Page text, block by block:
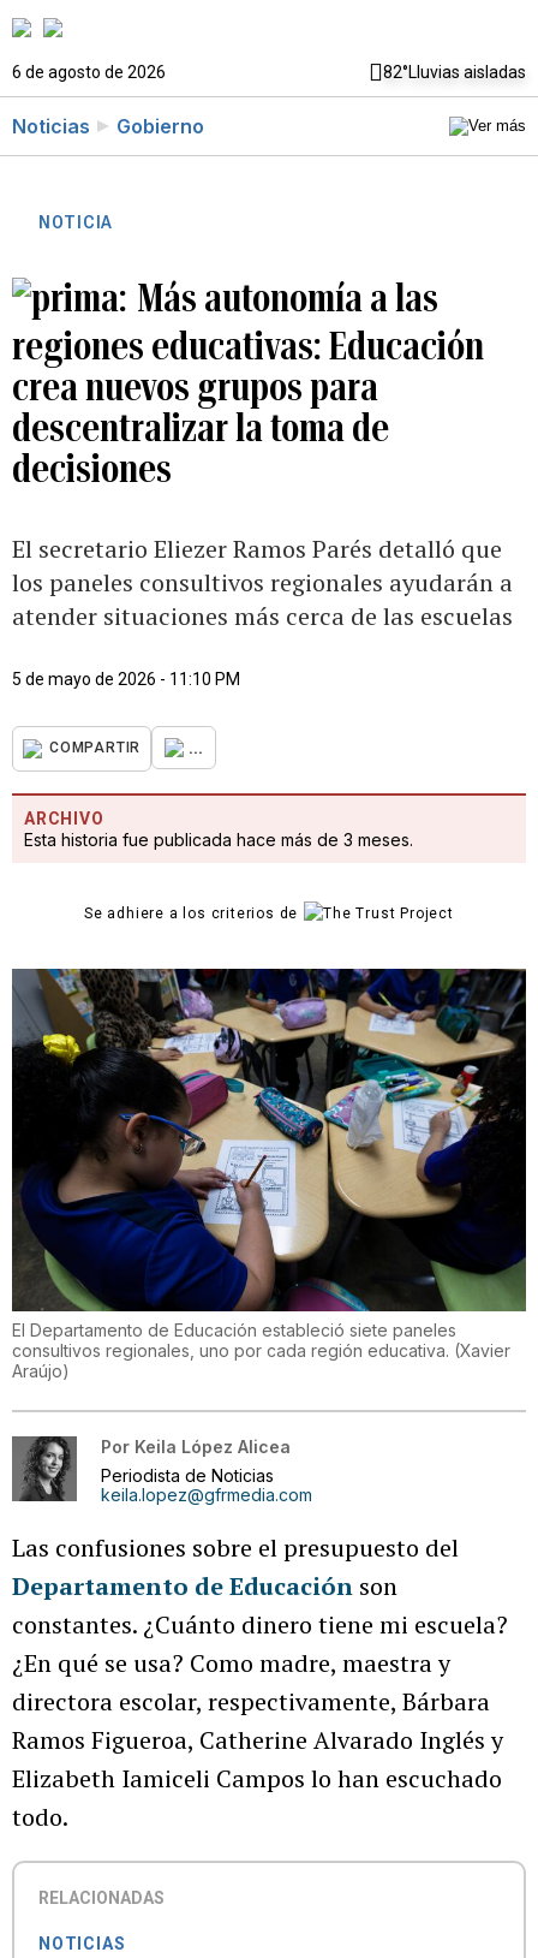
6 de agosto de 2026 82°Lluvias aisladas
Noticias Gobierno
NOTICIA
Más autonomía a las
regiones educativas: Educación
crea nuevos grupos para
descentralizar la toma de
decisiones
El secretario Eliezer Ramos Parés detalló que
los paneles consultivos regionales ayudarán a
atender situaciones más cerca de las escuelas
5 de mayo de 2026 - 11:10 PM
COMPARTIR ...
ARCHIVO
Esta historia fue publicada hace más de 3 meses.
Se adhiere a los criterios de
El Departamento de Educación estableció siete paneles
consultivos regionales, uno por cada región educativa. (Xavier
Araújo)
Por Keila López Alicea
Periodista de Noticias
keila.lopez@gfrmedia.com
Las confusiones sobre el presupuesto del
Departamento de Educación son
constantes. ¿Cuánto dinero tiene mi escuela?
¿En qué se usa? Como madre, maestra y
directora escolar, respectivamente, Bárbara
Ramos Figueroa, Catherine Alvarado Inglés y
Elizabeth Iamiceli Campos lo han escuchado
todo.
RELACIONADAS
NOTICIAS